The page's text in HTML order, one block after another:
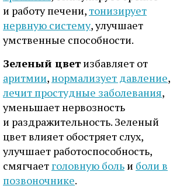
и работу печени,тонизирует
нервную систему, улучшает
умственные способности.
Зеленый цветизбавляет от
аритмии, нормализует давление,
лечит простудные заболевания,
уменьшает нервозность
и раздражительность. Зеленый
цвет влияет обостряет слух,
улучшает работоспособность,
смягчает головную больи боли в
позвоночнике.